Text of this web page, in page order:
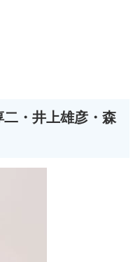
・井上雄彦・森